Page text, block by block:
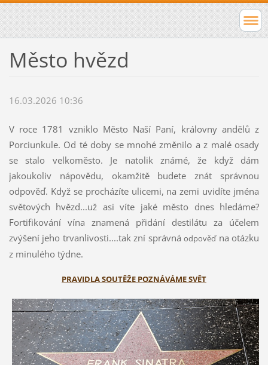
Město hvězd
16.03.2026 10:36
V roce 1781 vzniklo Město Naší Paní, královny andělů z
Porciunkule. Od té doby se mnohé změnilo a z malé osady
se stalo velkoměsto. Je natolik známé, že když dám
jakoukoliv nápovědu, okamžitě budete znát správnou
odpověď. Když se procházíte ulicemi, na zemi uvidíte jména
světových hvězd...už asi víte jaké město dnes hledáme?
Fortifikování vína znamená přidání destilátu za účelem
zvýšení jeho trvanlivosti....tak zní správnáodpověďna otázku
z minulého týdne.
PRAVIDLA SOUTĚŽE POZNÁVÁME SVĚT